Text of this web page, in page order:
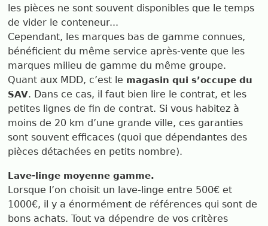
les pièces ne sont souvent disponibles que le temps
de vider le conteneur...
Cependant, les marques bas de gamme connues,
bénéficient du même service après-vente que les
marques milieu de gamme du même groupe.
Quant aux MDD, c’est le magasin qui s’occupe du
SAV. Dans ce cas, il faut bien lire le contrat, et les
petites lignes de fin de contrat. Si vous habitez à
moins de 20 km d’une grande ville, ces garanties
sont souvent efficaces (quoi que dépendantes des
pièces détachées en petits nombre).
Lave-linge moyenne gamme.
Lorsque l’on choisit un lave-linge entre 500€ et
1000€, il y a énormément de références qui sont de
bons achats. Tout va dépendre de vos critères